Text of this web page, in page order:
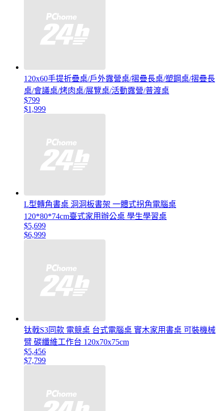
120x60手提折疊桌/戶外露營桌/摺疊長桌/塑鋼桌/摺疊長
桌/會議桌/烤肉桌/展覽桌/活動露營/普渡桌
$799
$1,999
L型轉角書桌 洞洞板書架 一體式拐角電腦桌
120*80*74cm臺式家用辦公桌 學生學習桌
$5,699
$6,999
钛戟S3同款 電競桌 台式電腦桌 實木家用書桌 可裝機械
臂 碳纖維工作台 120x70x75cm
$5,456
$7,799